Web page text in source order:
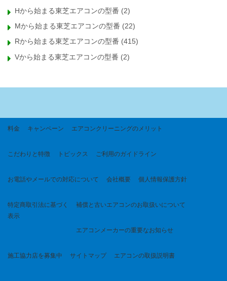
Hから始まる東芝エアコンの型番 (2)
Mから始まる東芝エアコンの型番 (22)
Rから始まる東芝エアコンの型番 (415)
Vから始まる東芝エアコンの型番 (2)
料金 キャンペーン エアコンクリーニングのメリット
こだわりと特徴 トピックス ご利用のガイドライン
お電話やメールでの対応について 会社概要 個人情報保護方針
特定商取引法に基づく
表示
補償と古いエアコンのお取扱いについて
エアコンメーカーの重要なお知らせ
施工協力店を募集中 サイトマップ エアコンの取扱説明書